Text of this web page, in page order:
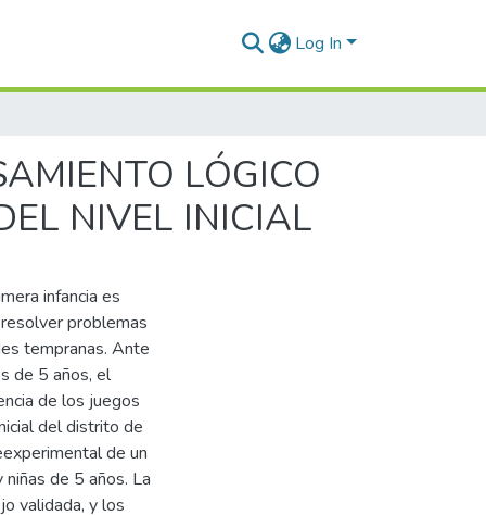
Log In
LÓGICO
NIVEL INICIAL
infancia es
problemas
tempranas. Ante
de 5 años, el
de los juegos
del distrito de
de un
de 5 años. La
validada, y los